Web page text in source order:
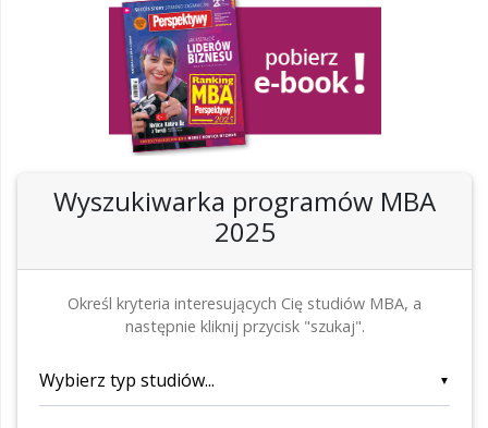
Wyszukiwarka programów MBA
2025
Określ kryteria interesujących Cię studiów MBA, a
następnie kliknij przycisk "szukaj".
▼